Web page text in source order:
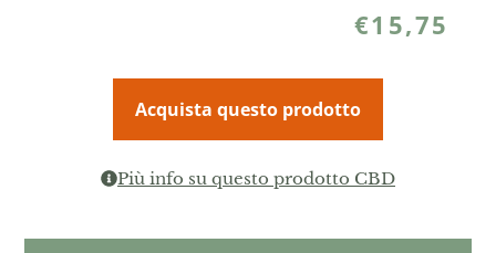
€15,75
Acquista questo prodotto
Più info su questo prodotto CBD